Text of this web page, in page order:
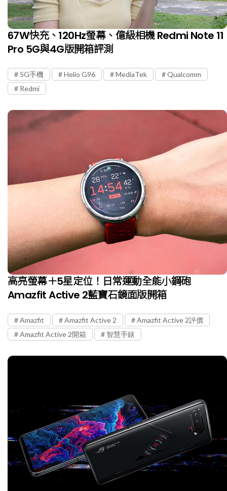
67W快充、120Hz螢幕、億級相機 Redmi Note 11
Pro 5G與4G版開箱評測
5G手機 Helio G96 MediaTek
Qualcomm
Redmi
高亮螢幕＋5星定位！日常運動全能小鋼砲
Amazfit Active 2藍寶石鏡面版開箱
Amazfit Amazfit Active 2
Amazfit Active 2評價
Amazfit Active 2開箱
智慧手錶